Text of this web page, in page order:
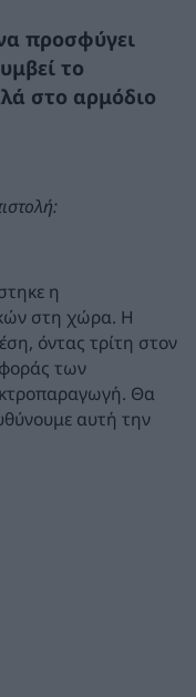
προσφύγει
το
στο αρμόδιο
η
στη χώρα. Η
όντας τρίτη στον
των
Θα
αυτή την